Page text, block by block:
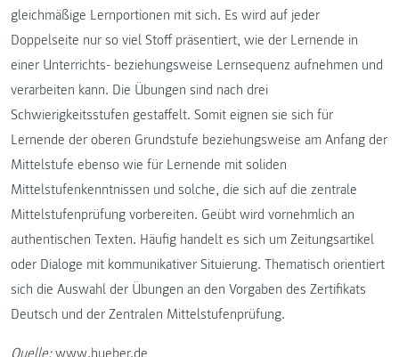
gleichmäßige Lernportionen mit sich. Es wird auf jeder
Doppelseite nur so viel Stoff präsentiert, wie der Lernende in
einer Unterrichts- beziehungsweise Lernsequenz aufnehmen und
verarbeiten kann. Die Übungen sind nach drei
Schwierigkeitsstufen gestaffelt. Somit eignen sie sich für
Lernende der oberen Grundstufe beziehungsweise am Anfang der
Mittelstufe ebenso wie für Lernende mit soliden
Mittelstufenkenntnissen und solche, die sich auf die zentrale
Mittelstufenprüfung vorbereiten. Geübt wird vornehmlich an
authentischen Texten. Häufig handelt es sich um Zeitungsartikel
oder Dialoge mit kommunikativer Situierung. Thematisch orientiert
sich die Auswahl der Übungen an den Vorgaben des Zertifikats
Deutsch und der Zentralen Mittelstufenprüfung.
Quelle:www.hueber.de